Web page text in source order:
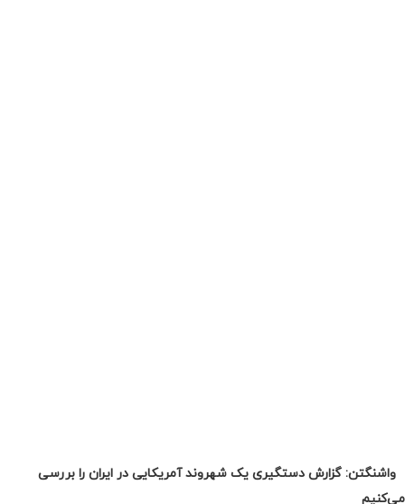
واشنگتن: گزارش دستگیری یک شهروند آمریکایی در ایران را بررسی
می‌کنیم